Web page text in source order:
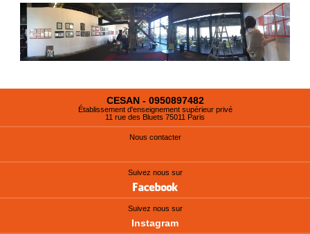
CESAN - 0950897482
Établissement d'enseignement supérieur privé
11 rue des Bluets 75011 Paris
Nous contacter
Suivez nous sur
Suivez nous sur
Instagram